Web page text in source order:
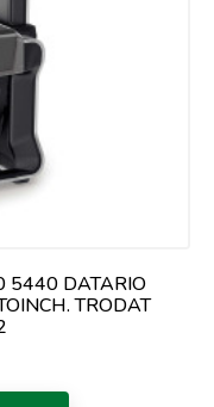
5440 DATARIO
TRODAT